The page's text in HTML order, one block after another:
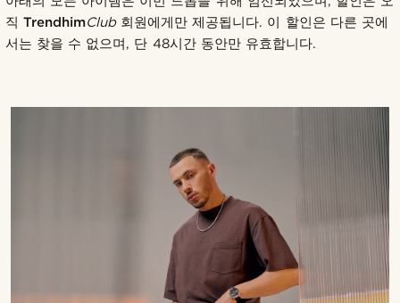
직TrendhimClub회원에게만 제공됩니다. 이 할인은 다른 곳에
서는 찾을 수 없으며, 단 48시간 동안만 유효합니다.